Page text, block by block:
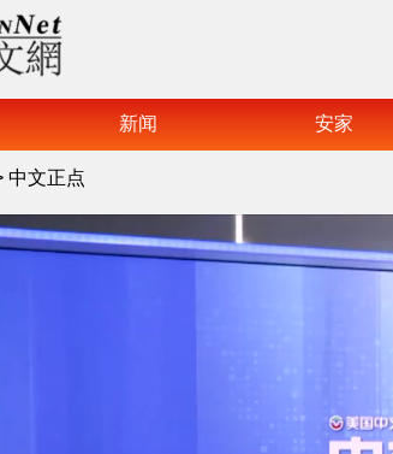
新闻 安家
中文正点